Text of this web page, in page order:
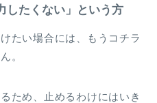
したくない」という方
たい場合には、もうコチラ
。
ため、止めるわけにはいき